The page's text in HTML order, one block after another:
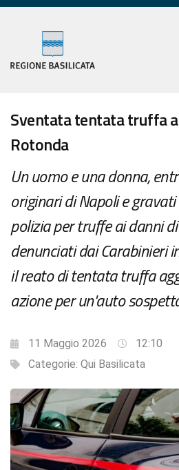
Sventata tentata truffa a
Rotonda
Un uomo e una donna,
originari di Napoli e
polizia per truffe ai danni
denunciati dai Carabinieri
il reato di tentata truffa
azione per un'auto
11 Maggio 2026
12:10
Categorie: Qui Basilicata